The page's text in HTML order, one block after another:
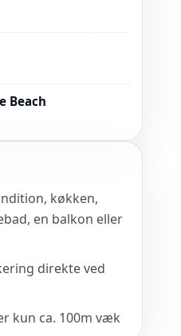
Beach
køkken,
en balkon eller
direkte ved
kun ca. 100m væk